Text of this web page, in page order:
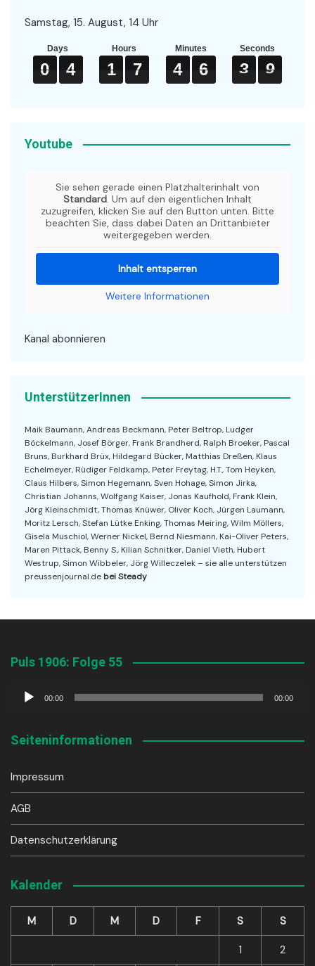
Samstag, 15. August, 14 Uhr
Days
0
0
0
0 4
4
4
4
Hours
1
1
1
1 7
7
7
7
Minutes
4
4
4
4 6
6
6
6
Seconds
3
3
3
3 9
9
9
9
Youtube
Sie sehen gerade einen Platzhalterinhalt von
Standard. Um auf den eigentlichen Inhalt
zuzugreifen, klicken Sie auf den Button unten. Bitte
beachten Sie, dass dabei Daten an Drittanbieter
weitergegeben werden.
Inhalt entsperren
Weitere Informationen
Kanal abonnieren
UnterstützerInnen
Maik Baumann, Andreas Beckmann, Peter Beltrop, Ludger
Böckelmann, Josef Börger, Frank Brandherd, Ralph Broeker, Pascal
Bruns, Burkhard Brüx, Hildegard Bücker, Matthias Dreßen, Klaus
Echelmeyer, Rüdiger Feldkamp, Peter Freytag, H.T., Tom Heyken,
Claus Hilbers, Simon Hegemann, Sven Hohage, Simon Jirka,
Christian Johanns, Wolfgang Kaiser, Jonas Kaufhold, Frank Klein,
Jörg Kleinschmidt, Thomas Knüwer, Oliver Koch, Jürgen Laumann,
Moritz Lersch, Stefan Lütke Enking, Thomas Meiring, Wilm Möllers,
Gisela Muschiol, Werner Nickel, Bernd Niesmann, Kai-Oliver Peters,
Maren Pittack, Benny S., Kilian Schnitker, Daniel Vieth, Hubert
Westrup, Simon Wibbeler, Jörg Willeczelek – sie alle unterstützen
preussenjournal.de bei Steady
Puls 1906: Folge 55
Audio-
00:00 00:00
Seiteninformationen
Impressum
AGB
Datenschutzerklärung
Kalender
M D M D F S S
1 2